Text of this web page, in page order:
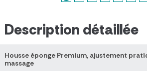
Description détaillée
Housse éponge Premium, ajustement
massage